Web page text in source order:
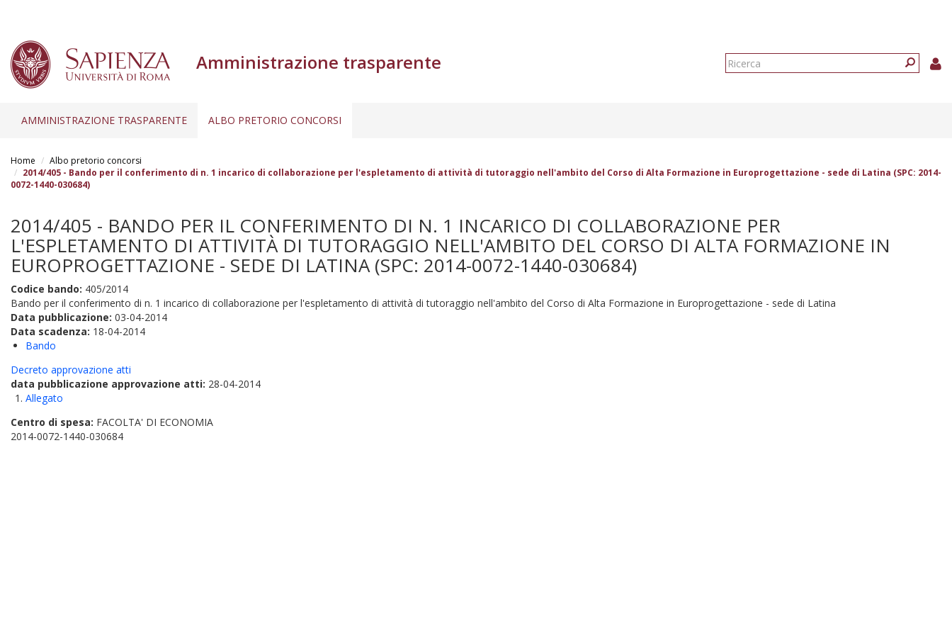
contenuto
principale
Amministrazione trasparente
Form
AMMINISTRAZIONE TRASPARENTE ALBO PRETORIO CONCORSI
Home
Albo pretorio concorsi
2014/405 - Bando per il conferimento di n. 1 incarico di collaborazione per l'espletamento di attività di tutoraggio nell'ambito del Corso di Alta Formazione in Europrogettazione - sede di Latina (SPC: 2014-
0072-1440-030684)
2014/405 - BANDO PER IL CONFERIMENTO DI N. 1 INCARICO DI COLLABORAZIONE PER
L'ESPLETAMENTO DI ATTIVITÀ DI TUTORAGGIO NELL'AMBITO DEL CORSO DI ALTA FORMAZIONE IN
EUROPROGETTAZIONE - SEDE DI LATINA (SPC: 2014-0072-1440-030684)
Codice bando: 405/2014
Bando per il conferimento di n. 1 incarico di collaborazione per l'espletamento di attività di tutoraggio nell'ambito del Corso di Alta Formazione in Europrogettazione - sede di Latina
Data pubblicazione: 03-04-2014
Data scadenza: 18-04-2014
Bando
Decreto approvazione atti
data pubblicazione approvazione atti: 28-04-2014
Allegato
Centro di spesa: FACOLTA' DI ECONOMIA
2014-0072-1440-030684